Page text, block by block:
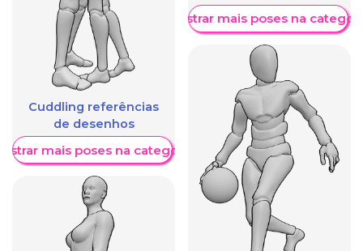
Cuddling referências
de desenhos
mais poses na categoria
Mostrar mais poses na